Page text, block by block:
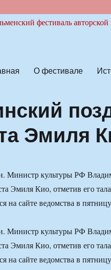
О фестивале
Эмиля
культуры РФ
Эмиля Кио, отметив его
на сайте ведомства в
культуры РФ
Эмиля Кио, отметив его
на сайте ведомства в